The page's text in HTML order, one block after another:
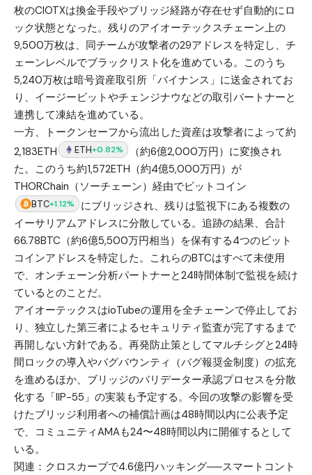
枚のCIOTXは換金手段やブリッジ経路が存在せず自動的にロ
ック状態となった。残りのアイオーテックスチェーン上の
9,500万枚は、同チームが攻撃者の29アドレスを特定し、チ
ェーンレベルでブラックリスト化を進めている。このうち
5,240万枚は暗号資産取引所「バイナンス」に送金されてお
り、イージービットやチェンジナウなどの取引パートナーと
連携して凍結を進めている。
一方、トークンセーフから流出した資産は攻撃者によって約
2,183ETH
ETH+0.82%
（約6億2,000万円）に変換され
た。このうち約1,572ETH（約4億5,000万円）が
THORChain（ソーチェーン）経由でビットコイン
BTC+1.12%
にブリッジされ、残りは監視下にある複数の
イーサリアムアドレスに分散している。追跡の結果、合計
66.78BTC（約6億5,500万円相当）を保有する4つのビット
コインアドレスを特定した。これらのBTCはすべて未使用
で、オンチェーン分析パートナーと24時間体制で監視を続け
ているとのことだ。
アイオーテックスはioTubeの運用を全チェーンで停止してお
り、独立した第三者によるセキュリティ監査が完了するまで
再開しない方針である。再発防止策としてマルチシグと24時
間ロックの導入やバグバウンティ（バグ報奨金制度）の拡充
を進めるほか、ブリッジのバリデーター承認プロセスを分散
化する「IIP-55」の実装も予定する。今回の攻撃の影響を受
けたブリッジ利用者への補償計画は48時間以内に公表予定
で、コミュニティAMAも24〜48時間以内に開催するとして
いる。
関連： クロスカーブで4.6億円ハッキング──スマートコント